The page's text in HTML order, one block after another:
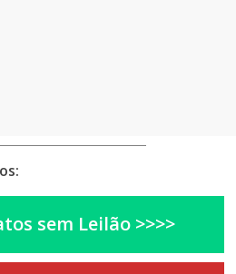
sem Leilão >>>>